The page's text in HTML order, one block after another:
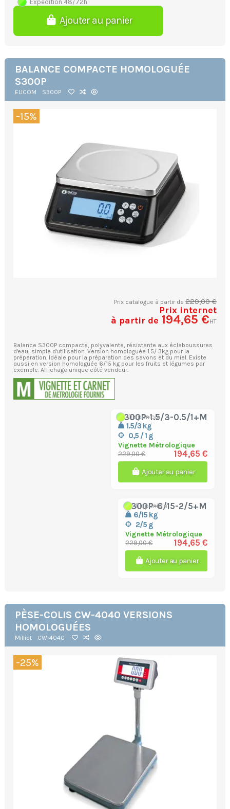
Expédition 48/72h
Ajouter au panier
BALANCE COMPACTE HOMOLOGUÉE
S300P
ELICOM S300P
-15%
Prix catalogue à partir de229,00 €
Prix internet
à partir de 194,65 €HT
Balance S300P compacte, polyvalente, résistante aux éclaboussures
d'eau, simple d'utilisation. Version homologuée 1.5/ 3kg pour la
préparation. Idéale pour la préparation des savons et du miel. Existe
aussi en version homologuée 6/15 kg pour les fruits et légumes par
exemple. Affichage unique côté vendeur.
S300P-1.5/3-0.5/1+M
1.5/3 kg
0,5 / 1 g
Vignette Métrologique
Disponible
229,00 € 194,65 €
Ajouter au panier
S300P-6/15-2/5+M
6/15 kg
2/5 g
Vignette Métrologique
Disponible
229,00 € 194,65 €
Ajouter au panier
PÈSE-COLIS CW-4040 VERSIONS
HOMOLOGUÉES
Milliot CW-4040
-25%